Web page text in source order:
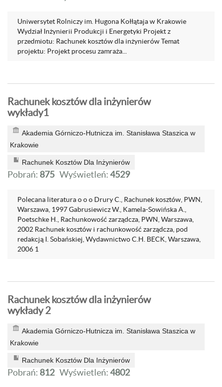
Uniwersytet Rolniczy im. Hugona Kołłątaja w Krakowie
Wydział Inżynierii Produkcji i Energetyki Projekt z
przedmiotu: Rachunek kosztów dla inżynierów Temat
projektu: Projekt procesu zamraża...
Rachunek kosztów dla inżynierów
wykłady1
Akademia Górniczo-Hutnicza im. Stanisława Staszica w
Krakowie
Rachunek Kosztów Dla Inżynierów
Pobrań: 875 Wyświetleń:4529
Polecana literatura o o o Drury C., Rachunek kosztów, PWN,
Warszawa, 1997 Gabrusiewicz W., Kamela-Sowińska A.,
Poetschke H., Rachunkowość zarządcza, PWN, Warszawa,
2002 Rachunek kosztów i rachunkowość zarządcza, pod
redakcją I. Sobańskiej, Wydawnictwo C.H. BECK, Warszawa,
2006 1
Rachunek kosztów dla inżynierów
wykłady 2
Akademia Górniczo-Hutnicza im. Stanisława Staszica w
Krakowie
Rachunek Kosztów Dla Inżynierów
Pobrań: 812 Wyświetleń:4802